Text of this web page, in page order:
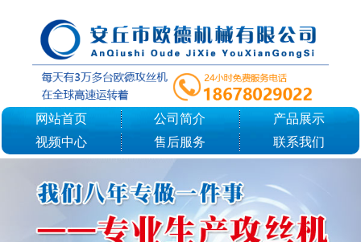
网站首页 公司简介
产品展示
视频中心
售后服务 联系我们